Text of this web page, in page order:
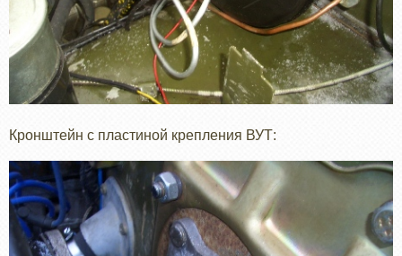
Кронштейн с пластиной крепления ВУТ: